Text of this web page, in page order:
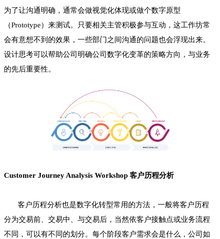
为了让沟通明确，通常会做视觉化体现或做个数字原型
（Prototype）来测试。只要相关主管积极参与互动，这工作坊常
会有意想不到的效果，一些部门之间沟通的问题也会浮现出来。
设计思考可以帮助公司明确公司数字化变革的策略方向，与业务
的先后重要性。
Customer Journey Analysis Workshop 客户历程分析
客户历程分析也是数字化转型常用的方法，一般将客户历程
分为交易前、交易中、与交易后，当然依客户接触点或业务流程
不同，可以有不同的划分。每个阶段客户需求会是什么，公司如